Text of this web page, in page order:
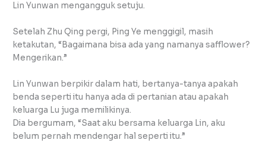
Lin Yunwan mengangguk setuju.
Setelah Zhu Qing pergi, Ping Ye menggigil, masih
ketakutan, “Bagaimana bisa ada yang namanya safflower?
Mengerikan.”
Lin Yunwan berpikir dalam hati, bertanya-tanya apakah
benda seperti itu hanya ada di pertanian atau apakah
keluarga Lu juga memilikinya.
Dia bergumam, “Saat aku bersama keluarga Lin, aku
belum pernah mendengar hal seperti itu.”